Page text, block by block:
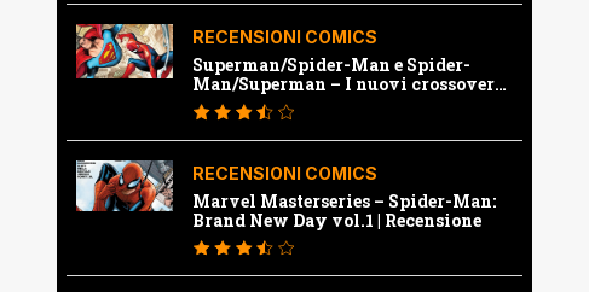
RECENSIONI COMICS
Superman/Spider-Man e Spider-
Man/Superman – I nuovi crossover
Marvel e Dc | Recensione
RECENSIONI COMICS
Marvel Masterseries – Spider-Man:
Brand New Day vol.1 | Recensione